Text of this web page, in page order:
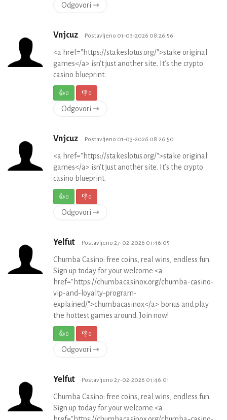
Odgovori ⇾
Vnjcuz Postavljeno 01-03-2026 08:26:56
<a href="https://stakeslotus.org/">stake original
games</a> isn’t just another site. It’s the crypto
casino blueprint.
👍0 👎0
Odgovori ⇾
Vnjcuz Postavljeno 01-03-2026 08:26:50
<a href="https://stakeslotus.org/">stake original
games</a> isn’t just another site. It’s the crypto
casino blueprint.
👍0 👎0
Odgovori ⇾
Yelfut Postavljeno 27-02-2026 01:46:05
Chumba Casino: free coins, real wins, endless fun.
Sign up today for your welcome <a
href="https://chumbacasinox.org/chumba-casino-
vip-and-loyalty-program-
explained/">chumbacasinox</a> bonus and play
the hottest games around. Join now!
👍0 👎0
Odgovori ⇾
Yelfut Postavljeno 27-02-2026 01:46:01
Chumba Casino: free coins, real wins, endless fun.
Sign up today for your welcome <a